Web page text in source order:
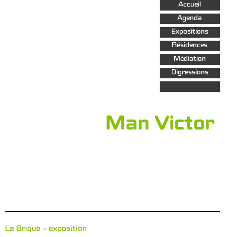
Aller au
contenu
principal
Accueil
Agenda
Expositions
Résidences
Médiation
Digressions
Man Victor
La Brique – exposition